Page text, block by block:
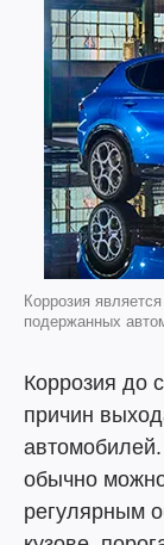
Коррозия
подержанных
Коррозия до
причин
обычно
регулярным